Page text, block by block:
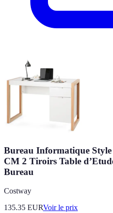
Bureau Informatique
CM 2 Tiroirs Table
Bureau
Costway
135.35 EURVoir le prix